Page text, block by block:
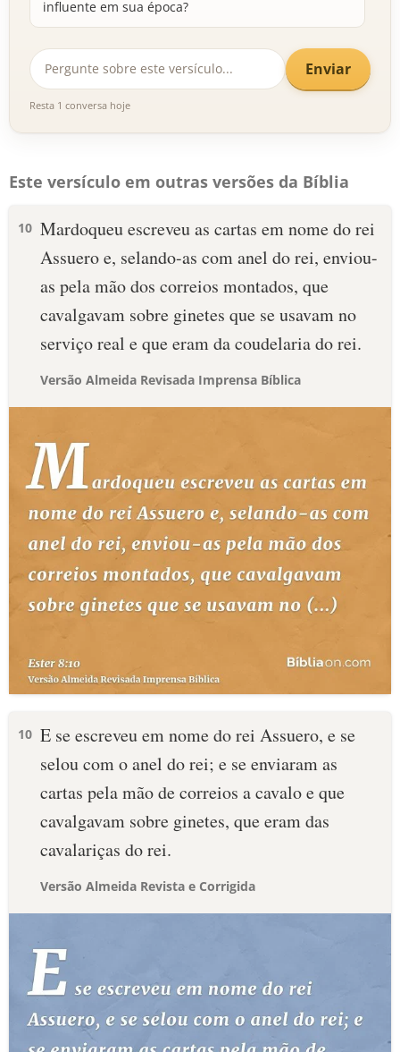
influente em sua época?
Enviar
Resta 1 conversa hoje
Este versículo em outras versões da Bíblia
10 Mardoqueu escreveu as cartas em nome do rei
Assuero e, selando-as com anel do rei, enviou-
as pela mão dos correios montados, que
cavalgavam sobre ginetes que se usavam no
serviço real e que eram da coudelaria do rei.
Versão Almeida Revisada Imprensa Bíblica
10 E se escreveu em nome do rei Assuero, e se
selou com o anel do rei; e se enviaram as
cartas pela mão de correios a cavalo e que
cavalgavam sobre ginetes, que eram das
cavalariças do rei.
Versão Almeida Revista e Corrigida